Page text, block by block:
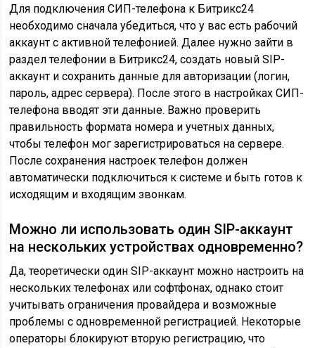
Для подключения СИП-телефона к Битрикс24
необходимо сначала убедиться, что у вас есть рабочий
аккаунт с активной телефонией. Далее нужно зайти в
раздел телефонии в Битрикс24, создать новый SIP-
аккаунт и сохранить данные для авторизации (логин,
пароль, адрес сервера). После этого в настройках СИП-
телефона вводят эти данные. Важно проверить
правильность формата номера и учетных данных,
чтобы телефон мог зарегистрироваться на сервере.
После сохранения настроек телефон должен
автоматически подключиться к системе и быть готов к
исходящим и входящим звонкам.
Можно ли использовать один SIP-аккаунт
на нескольких устройствах одновременно?
Да, теоретически один SIP-аккаунт можно настроить на
нескольких телефонах или софтфонах, однако стоит
учитывать ограничения провайдера и возможные
проблемы с одновременной регистрацией. Некоторые
операторы блокируют вторую регистрацию, что